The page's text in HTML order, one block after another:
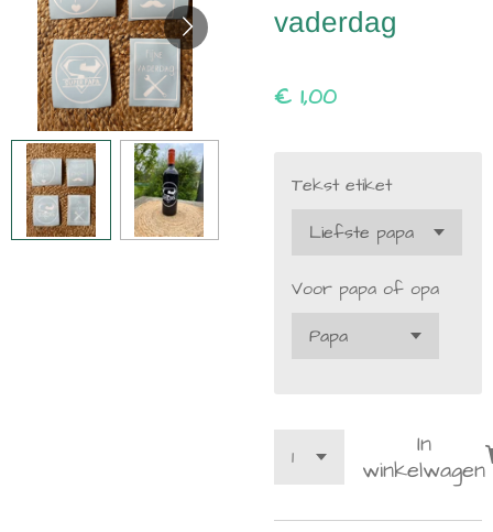
vaderdag
€ 1,00
Tekst etiket
Voor papa of opa
In
winkelwagen